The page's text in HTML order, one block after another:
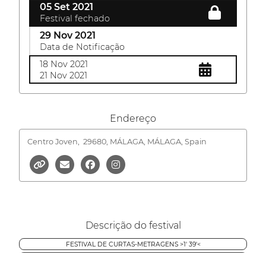
05 Set 2021
Festival fechado
29 Nov 2021
Data de Notificação
18 Nov 2021
21 Nov 2021
Endereço
Centro Joven, 29680, MÁLAGA, MÁLAGA, Spain
Descrição do festival
FESTIVAL DE CURTAS-METRAGENS >1' 39'<